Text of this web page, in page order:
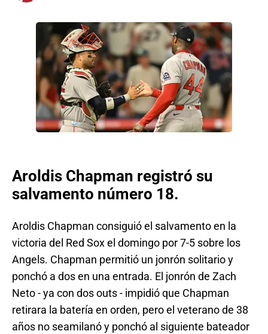
Aroldis Chapman registró su
salvamento número 18.
Aroldis Chapman consiguió el salvamento en la
victoria del Red Sox el domingo por 7-5 sobre los
Angels. Chapman permitió un jonrón solitario y
ponchó a dos en una entrada. El jonrón de Zach
Neto - ya con dos outs - impidió que Chapman
retirara la batería en orden, pero el veterano de 38
años no seamilanó y ponchó al siguiente bateador